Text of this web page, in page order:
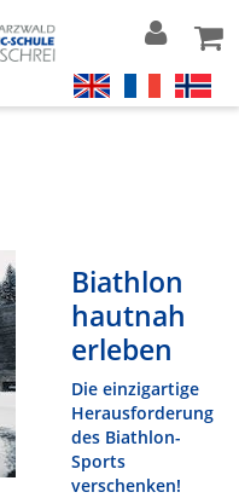
Biathlon
hautnah
erleben
Die einzigartige
Herausforderung
des Biathlon-
Sports
verschenken!